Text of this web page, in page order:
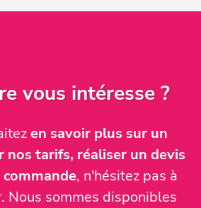
vous intéresse ?
en savoir plus sur un
tarifs, réaliser un devis
, n'hésitez pas à
Nous sommes disponibles